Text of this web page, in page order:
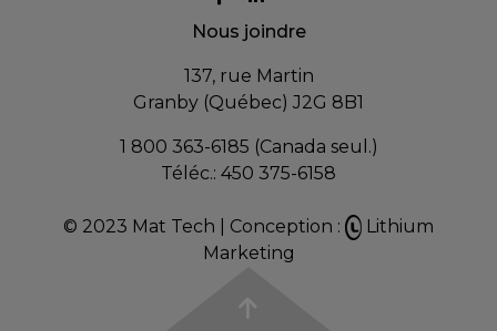
Nous joindre
137, rue Martin
Granby (Québec) J2G 8B1
1 800 363-6185 (Canada seul.)
Téléc.: 450 375-6158
© 2023 Mat Tech | Conception :
Lithium
Marketing